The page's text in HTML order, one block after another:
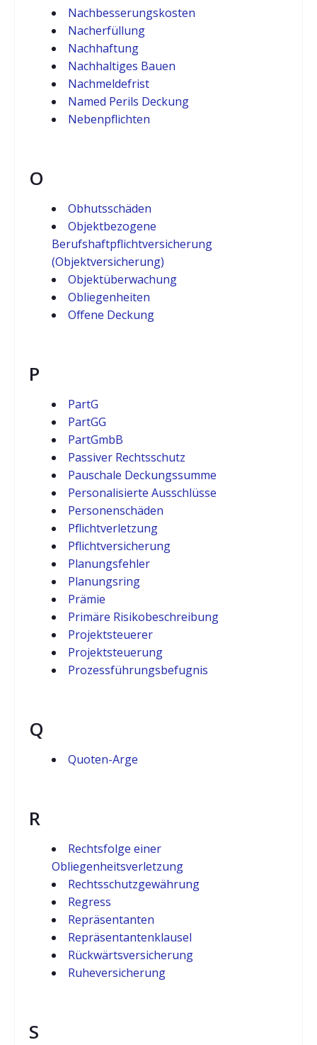
Nachbesserungskosten
Nacherfüllung
Nachhaftung
Nachhaltiges Bauen
Nachmeldefrist
Named Perils Deckung
Nebenpflichten
O
Obhutsschäden
Objektbezogene
Berufshaftpflichtversicherung
(Objektversicherung)
Objektüberwachung
Obliegenheiten
Offene Deckung
P
PartG
PartGG
PartGmbB
Passiver Rechtsschutz
Pauschale Deckungssumme
Personalisierte Ausschlüsse
Personenschäden
Pflichtverletzung
Pflichtversicherung
Planungsfehler
Planungsring
Prämie
Primäre Risikobeschreibung
Projektsteuerer
Projektsteuerung
Prozessführungsbefugnis
Q
Quoten-Arge
R
Rechtsfolge einer
Obliegenheitsverletzung
Rechtsschutzgewährung
Regress
Repräsentanten
Repräsentantenklausel
Rückwärtsversicherung
Ruheversicherung
S